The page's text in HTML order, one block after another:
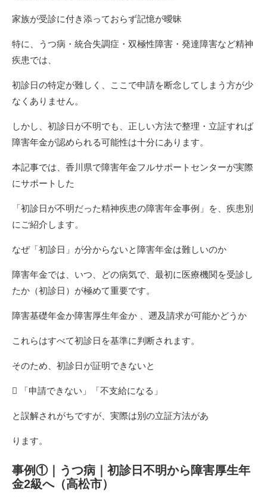
家族が受診に付き添っておらず記憶が曖昧
特に、うつ病・統合失調症・双極性障害・発達障害など精神
疾患では、
初診日の特定が難しく、ここで申請を断念してしまう方が少
なくありません。
しかし、初診日が不明でも、正しい方法で整理・立証すれば
障害年金が認められる可能性は十分にあります。
本記事では、香川県で障害年金フルサポートセンターが実際
にサポートした
「初診日が不明だった精神疾患の障害年金事例」を、疾患別
にご紹介します。
なぜ「初診日」が分からないと障害年金は難しいのか
障害年金では、いつ、どの病気で、最初に医療機関を受診し
たか（初診日）が極めて重要です。
障害基礎年金か障害厚生年金か 、遡及請求が可能かどうか
これらはすべて初診日を基準に判断されます。
そのため、初診日が証明できないと
 「申請できない」「不支給になる」
と誤解されがちですが、実際は別の立証方法があ
ります。
事例①｜うつ病｜初診日不明から障害厚生年
金2級へ（高松市）